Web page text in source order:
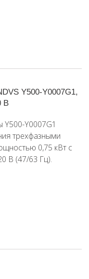
Y500-Y0007G1,
В
Y0007G1
трехфазными
0,75 кВт с
В (47/63 Гц).